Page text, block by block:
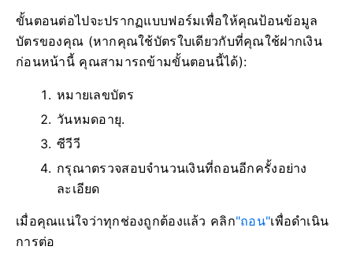
ขั้นตอนต่อไปจะปรากฏแบบฟอร์มเพื่อให้คุณป้อนข้อมูล
บัตรของคุณ (หากคุณใช้บัตรใบเดียวกับที่คุณใช้ฝากเงิน
ก่อนหน้านี้ คุณสามารถข้ามขั้นตอนนี้ได้):
หมายเลขบัตร
วันหมดอายุ.
ซีวีวี
กรุณาตรวจสอบจำนวนเงินที่ถอนอีกครั้งอย่าง
ละเอียด
เมื่อคุณแน่ใจว่าทุกช่องถูกต้องแล้ว คลิก"ถอน"เพื่อดำเนิน
การต่อ